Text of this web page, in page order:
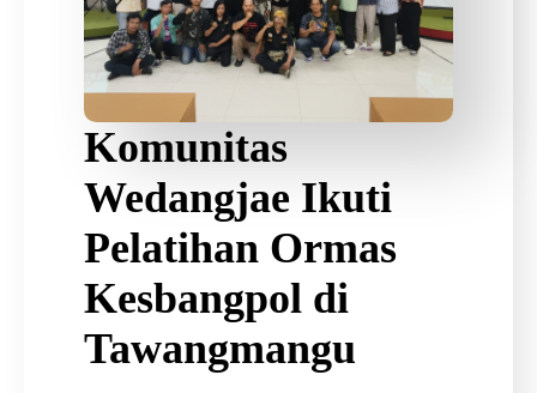
Komunitas
Wedangjae Ikuti
Pelatihan Ormas
Kesbangpol di
Tawangmangu